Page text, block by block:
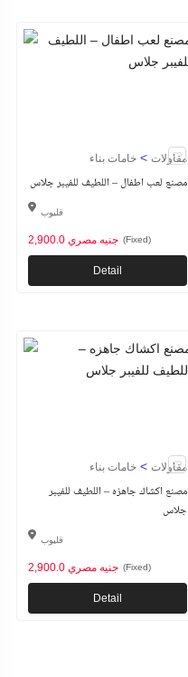
مقاولات > خامات بناء
مصنع لعب اطفال – اللطيف للفيبر جلاس
قليوب
2,900.0 جنيه مصري (Fixed)
Detail
مقاولات > خامات بناء
مصنع اكشاك جاهزه – اللطيف للفيبر
جلاس
قليوب
2,900.0 جنيه مصري (Fixed)
Detail